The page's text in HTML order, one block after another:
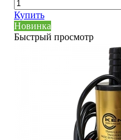
Купить
Новинка
Быстрый просмотр